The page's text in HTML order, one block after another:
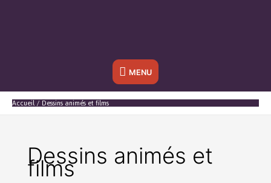
Sous
l'en-
MENU
Accueil Dessins animés et films
Dessins animés et
films